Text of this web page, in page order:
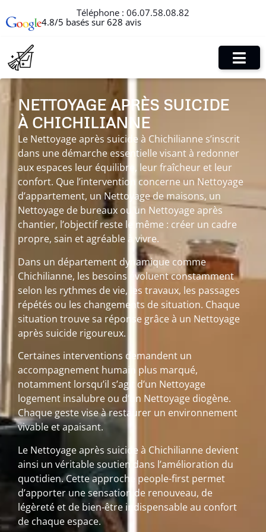
Téléphone : 06.07.58.08.82
4.8/5 basés sur 628 avis
NETTOYAGE APRÈS SUICIDE
À CHICHILIANNE
Le Nettoyage après suicide à Chichilianne s’inscrit
dans une démarche essentielle visant à redonner
aux espaces leur équilibre, leur fraîcheur et leur
confort. Que l’intervention concerne un Nettoyage
d’appartement, un Nettoyage de maisons, un
Nettoyage de bureaux ou un Nettoyage après
chantier, l’objectif reste le même : créer un cadre
propre, sain et agréable à vivre.
Dans un département dynamique comme
Chichilianne, les besoins évoluent constamment
selon les rythmes de vie, les travaux, les passages
répétés ou les changements de situation. Chaque
situation trouve sa réponse grâce à un Nettoyage
après suicide rigoureux.
Certaines interventions demandent un
accompagnement humain plus marqué,
notamment lorsqu’il s’agit d’un Nettoyage
logement insalubre ou d’un Nettoyage diogène.
Chaque geste vise à restaurer un environnement
vivable et apaisant.
Le Nettoyage après suicide à Chichilianne devient
ainsi un véritable soutien dans l’amélioration du
quotidien. Cette approche people-first permet
d’apporter une sensation de renouveau, de
légèreté et de bien-être indispensable au confort
de chaque espace.